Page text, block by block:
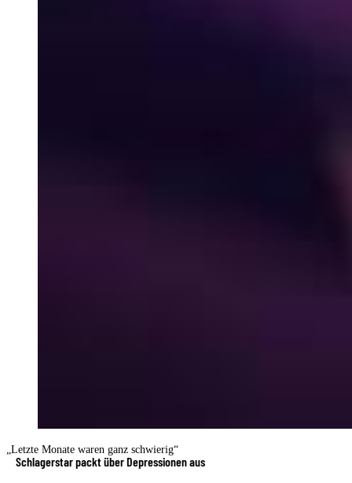
„Letzte Monate waren ganz schwierig“
Schlagerstar packt über Depressionen aus